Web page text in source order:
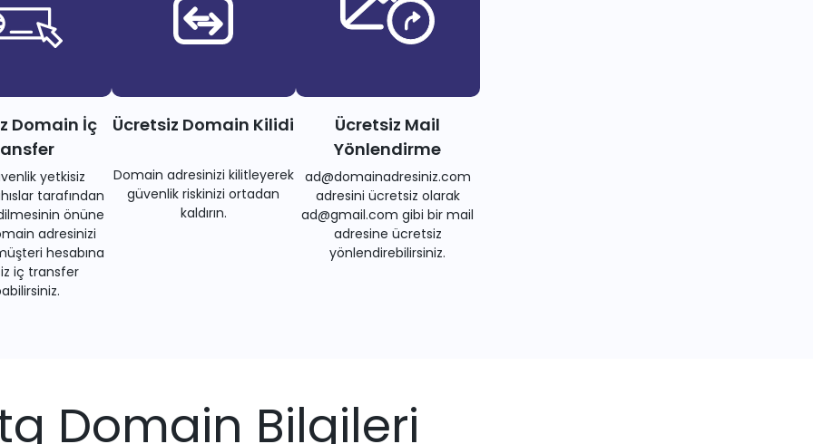
Domain İç
yetkisiz
tarafından
önüne
adresinizi
hesabına
iç transfer
Ücretsiz Domain Kilidi
Domain adresinizi kilitleyerek
güvenlik riskinizi ortadan
kaldırın.
Ücretsiz Mail
Yönlendirme
ad@domainadresiniz.com
adresini ücretsiz olarak
ad@gmail.com gibi bir mail
adresine ücretsiz
yönlendirebilirsiniz.
Domain Bilgileri